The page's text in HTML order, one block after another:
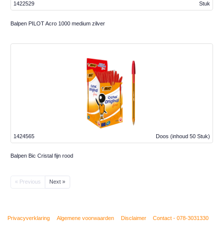
Stuk
1422529
Balpen PILOT Acro 1000 medium zilver
Doos (inhoud 50 Stuk)
1424565
Balpen Bic Cristal fijn rood
« Previous Next »
Privacyverklaring Algemene voorwaarden Disclaimer Contact - 078-3031330